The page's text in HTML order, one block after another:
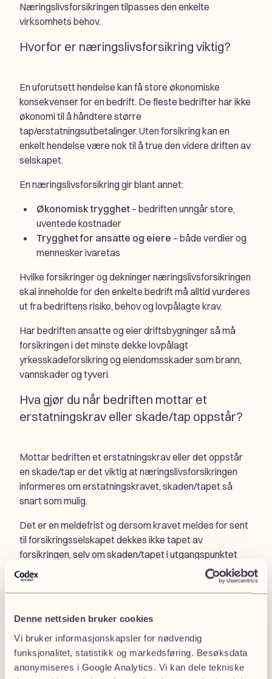
Denne nettsiden bruker cookies
Vi bruker informasjonskapsler for nødvendig
funksjonalitet, statistikk og markedsføring. Besøksdata
anonymiseres i Google Analytics. Vi kan dele tekniske
Næringslivsforsikringen tilpasses den enkelte
virksomhets behov.
Hvorfor er næringslivsforsikring viktig?
En uforutsett hendelse kan få store økonomiske
konsekvenser for en bedrift. De fleste bedrifter har ikke
økonomi til å håndtere større
tap/erstatningsutbetalinger. Uten forsikring kan en
enkelt hendelse være nok til å true den videre driften av
selskapet.
En næringslivsforsikring gir blant annet:
Økonomisk trygghet – bedriften unngår store,
uventede kostnader
Trygghet for ansatte og eiere – både verdier og
mennesker ivaretas
Hvilke forsikringer og dekninger næringslivsforsikringen
skal inneholde for den enkelte bedrift må alltid vurderes
ut fra bedriftens risiko, behov og lovpålagte krav.
Har bedriften ansatte og eier driftsbygninger så må
forsikringen i det minste dekke lovpålagt
yrkesskadeforsikring og eiendomsskader som brann,
vannskader og tyveri.
Hva gjør du når bedriften mottar et
erstatningskrav eller skade/tap oppstår?
Mottar bedriften et erstatningskrav eller det oppstår
en skade/tap er det viktig at næringslivsforsikringen
informeres om erstatningskravet, skaden/tapet så
snart som mulig.
Det er en meldefrist og dersom kravet meldes for sent
til forsikringsselskapet dekkes ikke tapet av
forsikringen, selv om skaden/tapet i utgangspunktet
hadde vært dekket.